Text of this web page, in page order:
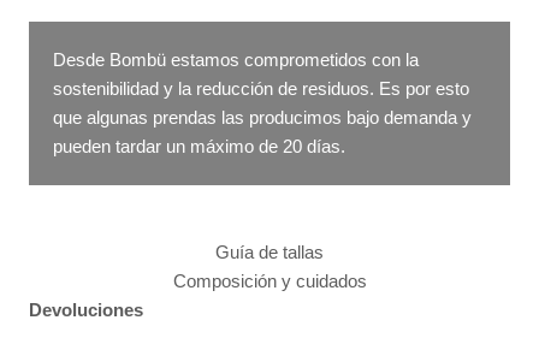
Desde Bombü estamos comprometidos con la
sostenibilidad y la reducción de residuos. Es por esto
que algunas prendas las producimos bajo demanda y
pueden tardar un máximo de 20 días.
Guía de tallas
Composición y cuidados
Devoluciones